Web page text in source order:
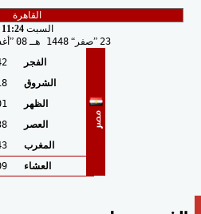
السبت 11:24 مـ
23
صفر 1448 هـ 08
مصر
الفجر
الشروق
الظهر
العصر
المغرب
العشاء